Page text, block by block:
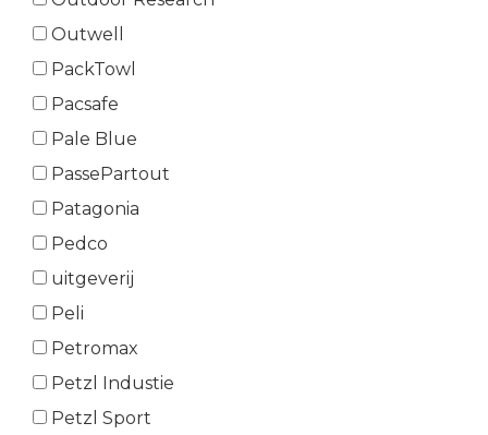
Outwell
PackTowl
Pacsafe
Pale Blue
PassePartout
Patagonia
Pedco
uitgeverij
Peli
Petromax
Petzl Industie
Petzl Sport